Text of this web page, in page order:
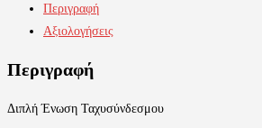
ποσότητα
Περιγραφή
Αξιολογήσεις
Περιγραφή
Διπλή Ένωση Ταχυσύνδεσμου